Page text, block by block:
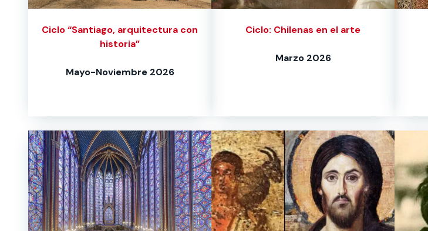
Ciclo “Santiago, arquitectura con
historia”
Mayo-Noviembre 2026
Ciclo: Chilenas en el arte
Marzo 2026